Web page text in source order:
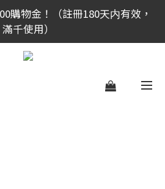
購物金！（註冊180天内有效，
滿千使用）
購物金！（註冊180天内有效，
滿千使用）
館滿999免運！